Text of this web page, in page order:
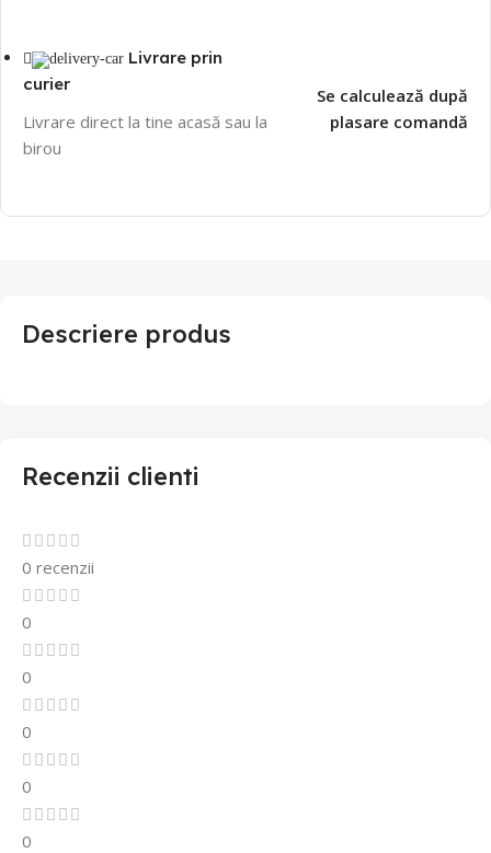
Livrare prin
curier
Livrare direct la tine acasă sau la
birou
Se calculează după
plasare comandă
Descriere produs
Recenzii clienti
0 recenzii
0
0
0
0
0